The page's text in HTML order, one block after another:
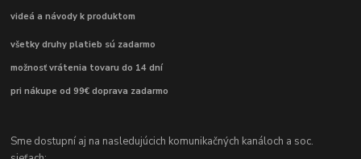
videá a návody k produktom
všetky druhy platieb sú zadarmo
možnosť vrátenia tovaru do 14 dní
pri nákupe od 99€ doprava zadarmo
Sme dostupní aj na nasledujúcich komunikačných kanáloch a soc.